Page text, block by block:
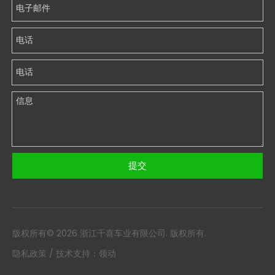
提交
版权所有© 2026 浙江千喜车业有限公司. 版权所有.
隐私政策 / 技术支持： 领动